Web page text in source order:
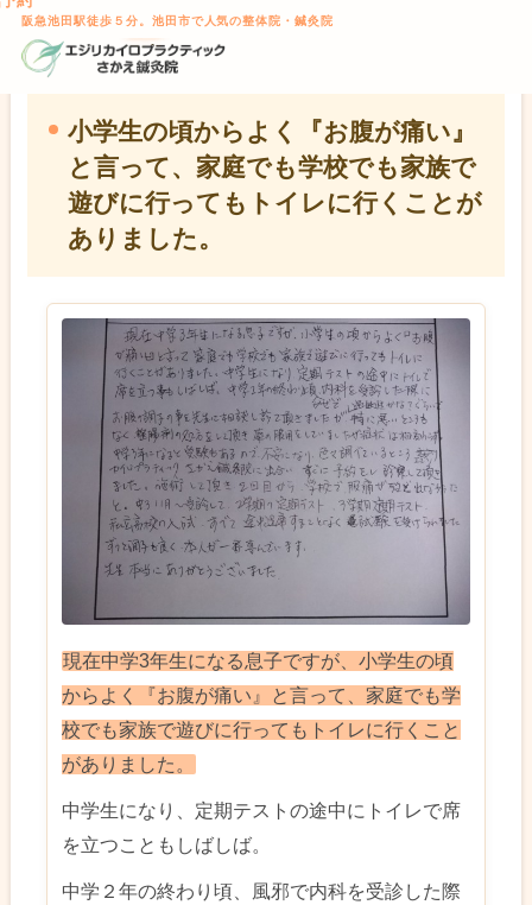
本文へスキップ
阪急池田駅徒歩５分。池田市で人気の整体院・鍼灸院
TOP
て、家庭でも学校でも家族で遊びに行ってもトイレに行くことがあ
りました。
小学生の頃からよく『お腹が痛い』
と言って、家庭でも学校でも家族で
遊びに行ってもトイレに行くことが
ありました。
現在中学3年生になる息子ですが、小学生の頃
からよく『お腹が痛い』と言って、家庭でも学
校でも家族で遊びに行ってもトイレに行くこと
がありました。
中学生になり、定期テストの途中にトイレで席
を立つこともしばしば。
中学２年の終わり頃、風邪で内科を受診した際